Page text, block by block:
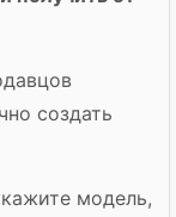
создать
модель,